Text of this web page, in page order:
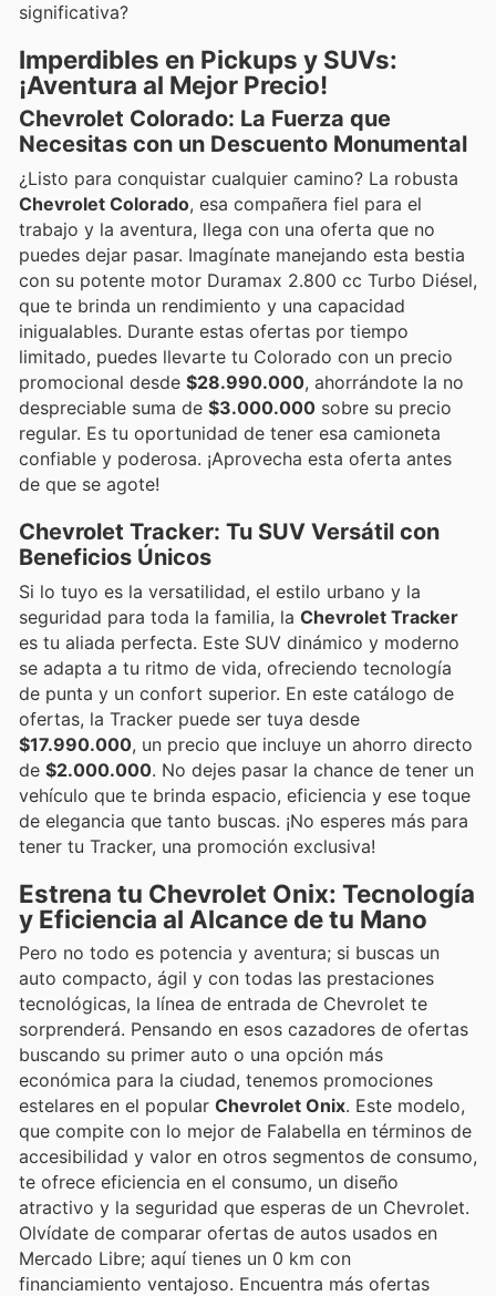
significativa?
Imperdibles en Pickups y SUVs:
¡Aventura al Mejor Precio!
Chevrolet Colorado: La Fuerza que
Necesitas con un Descuento Monumental
¿Listo para conquistar cualquier camino? La robusta
Chevrolet Colorado, esa compañera fiel para el
trabajo y la aventura, llega con una oferta que no
puedes dejar pasar. Imagínate manejando esta bestia
con su potente motor Duramax 2.800 cc Turbo Diésel,
que te brinda un rendimiento y una capacidad
inigualables. Durante estas ofertas por tiempo
limitado, puedes llevarte tu Colorado con un precio
promocional desde $28.990.000, ahorrándote la no
despreciable suma de $3.000.000 sobre su precio
regular. Es tu oportunidad de tener esa camioneta
confiable y poderosa. ¡Aprovecha esta oferta antes
de que se agote!
Chevrolet Tracker: Tu SUV Versátil con
Beneficios Únicos
Si lo tuyo es la versatilidad, el estilo urbano y la
seguridad para toda la familia, la Chevrolet Tracker
es tu aliada perfecta. Este SUV dinámico y moderno
se adapta a tu ritmo de vida, ofreciendo tecnología
de punta y un confort superior. En este catálogo de
ofertas, la Tracker puede ser tuya desde
$17.990.000, un precio que incluye un ahorro directo
de $2.000.000. No dejes pasar la chance de tener un
vehículo que te brinda espacio, eficiencia y ese toque
de elegancia que tanto buscas. ¡No esperes más para
tener tu Tracker, una promoción exclusiva!
Estrena tu Chevrolet Onix: Tecnología
y Eficiencia al Alcance de tu Mano
Pero no todo es potencia y aventura; si buscas un
auto compacto, ágil y con todas las prestaciones
tecnológicas, la línea de entrada de Chevrolet te
sorprenderá. Pensando en esos cazadores de ofertas
buscando su primer auto o una opción más
económica para la ciudad, tenemos promociones
estelares en el popular Chevrolet Onix. Este modelo,
que compite con lo mejor de Falabella en términos de
accesibilidad y valor en otros segmentos de consumo,
te ofrece eficiencia en el consumo, un diseño
atractivo y la seguridad que esperas de un Chevrolet.
Olvídate de comparar ofertas de autos usados en
Mercado Libre; aquí tienes un 0 km con
financiamiento ventajoso. Encuentra más ofertas